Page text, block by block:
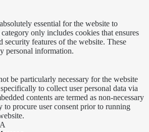
essential for the website to
only includes cookies that ensures
security features of the website. These
personal information.
be particularly necessary for the website
to collect user personal data via
contents are termed as non-necessary
to procure user consent prior to running